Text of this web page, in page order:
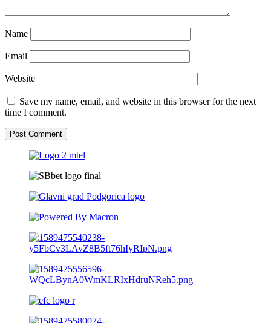
Name
Email
Website
Save my name, email, and website in this browser for the next
time I comment.